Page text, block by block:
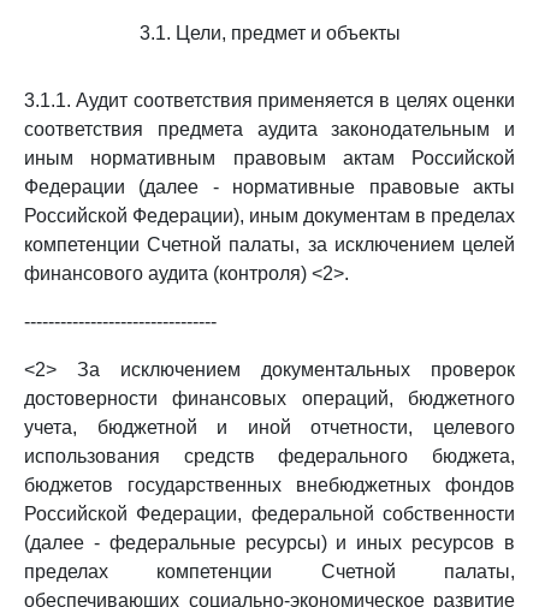
3.1. Цели, предмет и объекты
3.1.1. Аудит соответствия применяется в целях оценки
соответствия предмета аудита законодательным и
иным нормативным правовым актам Российской
Федерации (далее - нормативные правовые акты
Российской Федерации), иным документам в пределах
компетенции Счетной палаты, за исключением целей
финансового аудита (контроля) <2>.
--------------------------------
<2> За исключением документальных проверок
достоверности финансовых операций, бюджетного
учета, бюджетной и иной отчетности, целевого
использования средств федерального бюджета,
бюджетов государственных внебюджетных фондов
Российской Федерации, федеральной собственности
(далее - федеральные ресурсы) и иных ресурсов в
пределах компетенции Счетной палаты,
обеспечивающих социально-экономическое развитие